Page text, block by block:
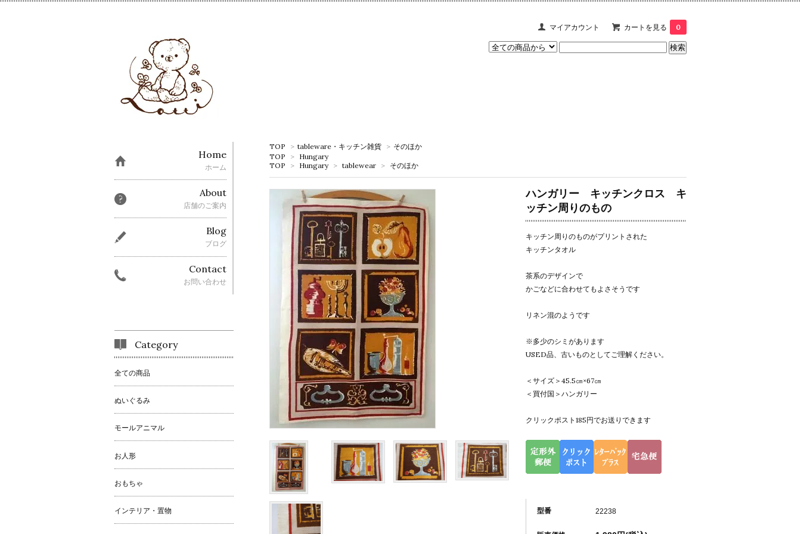
マイアカウント カートを見る 0
TOP > tableware・キッチン雑貨 > そのほか
TOP
> Hungary
TOP
> Hungary > tablewear > そのほか
ハンガリー キッチンクロス キ
ッチン周りのもの
キッチン周りのものがプリントされた
キッチンタオル
茶系のデザインで
かごなどに合わせてもよさそうです
リネン混のようです
※多少のシミがあります
USED品、古いものとしてご理解ください。
＜サイズ＞45.5㎝×67㎝
＜買付国＞ハンガリー
クリックポスト185円でお送りできます
型番 22238
Home
ホーム
About
店舗のご案内
Blog
ブログ
Contact
お問い合わせ
Category
全ての商品
ぬいぐるみ
モールアニマル
お人形
おもちゃ
インテリア・置物